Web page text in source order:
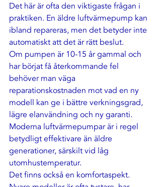
Det här är ofta den viktigaste frågan i
praktiken. En äldre luftvärmepump kan
ibland repareras, men det betyder inte
automatiskt att det är rätt beslut.
Om pumpen är 10-15 år gammal och
har börjat få återkommande fel
behöver man väga
reparationskostnaden mot vad en ny
modell kan ge i bättre verkningsgrad,
lägre elanvändning och ny garanti.
Moderna luftvärmepumpar är i regel
betydligt effektivare än äldre
generationer, särskilt vid låg
utomhustemperatur.
Det finns också en komfortaspekt.